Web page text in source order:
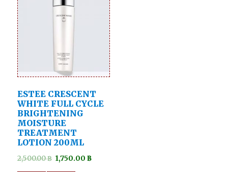
ESTEE CRESCENT
WHITE FULL CYCLE
BRIGHTENING
MOISTURE
TREATMENT
LOTION 200ML
2,500.00฿ 1,750.00 ฿